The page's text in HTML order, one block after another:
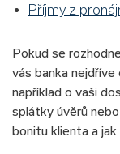
Příjmy z
Pokud se
vás banka
například o vaši
splátky úvěrů
bonitu klienta a